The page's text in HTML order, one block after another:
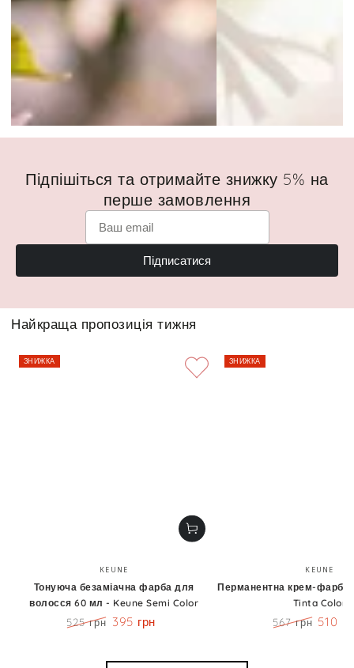
Підпішіться та отримайте знижку 5% на
перше замовлення
Підписатися
Найкраща пропозиція тижня
Бренд:
KEUNE
Тонуюча безаміачна фарба для
волосся 60 мл - Keune Semi Color
525 грн 395 грн
ЗНИЖКА
KEUNE
Перманентна крем-фарба
Tinta Color
567 грн 510
ЗНИЖКА